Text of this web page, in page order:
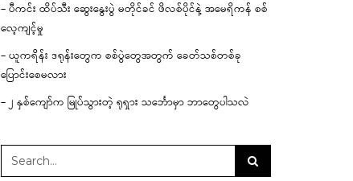
– ပီကင်း ထိပ်သီး ဆွေးနွေးပွဲ မတိုင်ခင် ဖိလစ်ပိုင်နဲ့ အမေရိကန် စစ်
လေ့ကျင့်မှု
– ယူကရိန်း ဒရုန်းတွေက စစ်ပွဲတွေအတွက် ခေတ်သစ်တစ်ခု
ပြောင်းစေမလား
– ၂ နှစ်ကျော်က မြုပ်သွားတဲ့ ရုရှား သင်္ဘောမှာ ဘာတွေပါသလဲ